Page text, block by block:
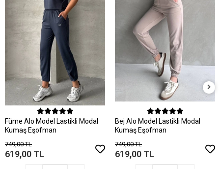
Sepete Ekle
Füme Alo Model Lastikli Modal
Kumaş Eşofman
749,00 TL
619,00 TL
Sepete Ekle
Bej Alo Model Lastikli Modal
Kumaş Eşofman
749,00 TL
619,00 TL